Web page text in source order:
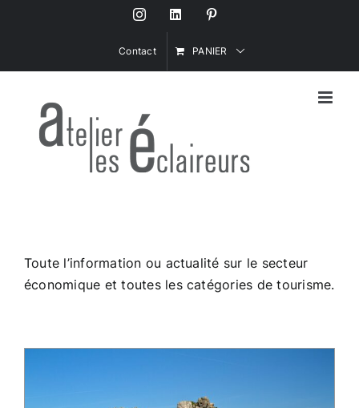
InstagramLinkedIn
Contact PANIER
Toute l’information ou actualité sur le secteur
économique et toutes les catégories de tourisme.